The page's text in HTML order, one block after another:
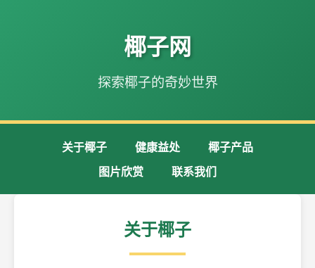
椰子网
探索椰子的奇妙世界
关于椰子 健康益处
椰子产品
图片欣赏
联系我们
关于椰子